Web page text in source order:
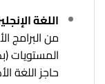
اللغة
من البرامج
المستويات
حاجز اللغة